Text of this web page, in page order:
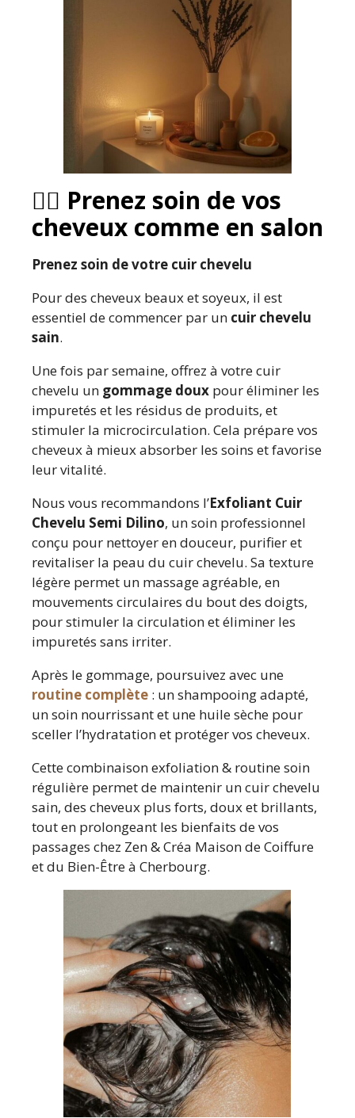
💇‍♀️ Prenez soin de vos
cheveux comme en salon
Prenez soin de votre cuir chevelu
Pour des cheveux beaux et soyeux, il est
essentiel de commencer par un cuir chevelu
sain.
Une fois par semaine, offrez à votre cuir
chevelu un gommage doux pour éliminer les
impuretés et les résidus de produits, et
stimuler la microcirculation. Cela prépare vos
cheveux à mieux absorber les soins et favorise
leur vitalité.
Nous vous recommandons l’Exfoliant Cuir
Chevelu Semi Dilino, un soin professionnel
conçu pour nettoyer en douceur, purifier et
revitaliser la peau du cuir chevelu. Sa texture
légère permet un massage agréable, en
mouvements circulaires du bout des doigts,
pour stimuler la circulation et éliminer les
impuretés sans irriter.
Après le gommage, poursuivez avec une
routine complète : un shampooing adapté,
un soin nourrissant et une huile sèche pour
sceller l’hydratation et protéger vos cheveux.
Cette combinaison exfoliation & routine soin
régulière permet de maintenir un cuir chevelu
sain, des cheveux plus forts, doux et brillants,
tout en prolongeant les bienfaits de vos
passages chez Zen & Créa Maison de Coiffure
et du Bien-Être à Cherbourg.